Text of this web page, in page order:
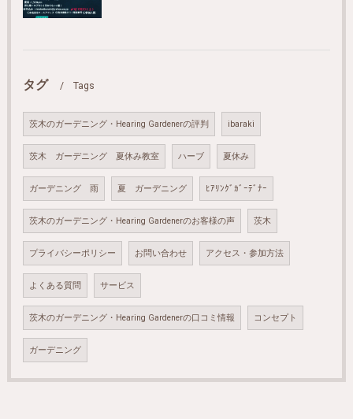
タグ Tags
茨木のガーデニング・Hearing Gardenerの評判 ibaraki
茨木 ガーデニング 夏休み教室 ハーブ 夏休み
ガーデニング 雨 夏 ガーデニング ﾋｱﾘﾝｸﾞｶﾞｰﾃﾞﾅｰ
茨木のガーデニング・Hearing Gardenerのお客様の声 茨木
プライバシーポリシー お問い合わせ アクセス・参加方法
よくある質問 サービス
茨木のガーデニング・Hearing Gardenerの口コミ情報 コンセプト
ガーデニング